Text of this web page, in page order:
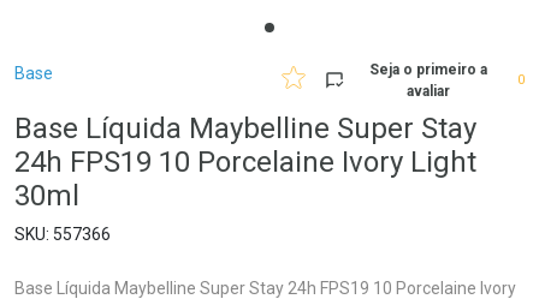
Breadcrumb
Base
Seja o primeiro a
avaliar
0
Base Líquida Maybelline Super Stay
24h FPS19 10 Porcelaine Ivory Light
30ml
557366
Base Líquida Maybelline Super Stay 24h FPS19 10 Porcelaine Ivory